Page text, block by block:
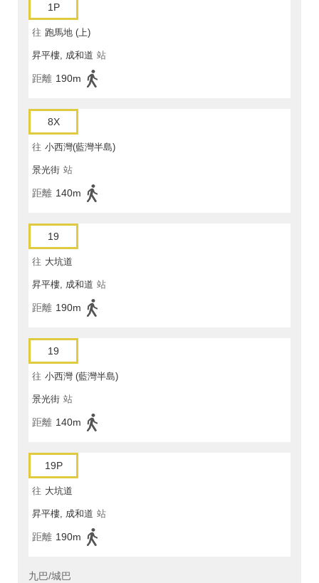
1P
往 跑馬地 (上)
昇平樓, 成和道 站
距離 190m
8X
往 小西灣(藍灣半島)
景光街 站
距離 140m
19
往 大坑道
昇平樓, 成和道 站
距離 190m
19
往 小西灣 (藍灣半島)
景光街 站
距離 140m
19P
往 大坑道
昇平樓, 成和道 站
距離 190m
九巴/城巴